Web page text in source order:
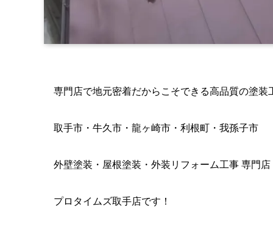
専門店で地元密着だからこそできる高品質の塗装
取手市・牛久市・龍ヶ崎市・利根町・我孫子市
外壁塗装・屋根塗装・外装リフォーム工事 専門店
プロタイムズ取手店です！